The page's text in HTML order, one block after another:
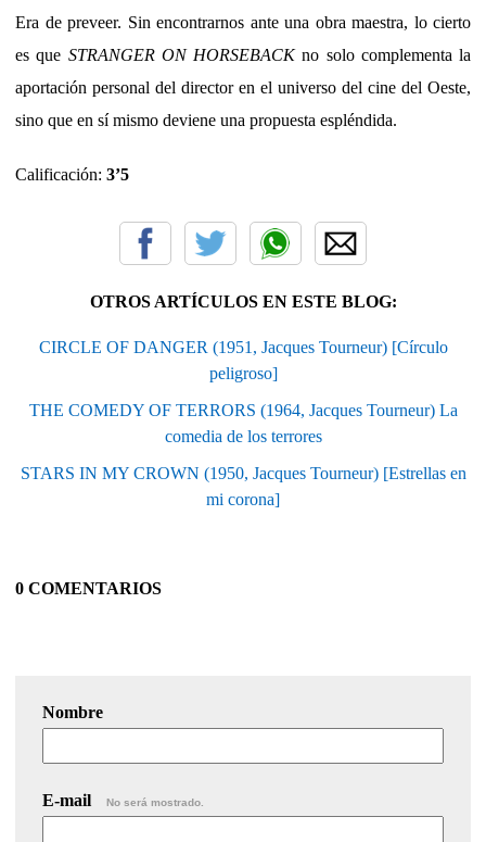
Era de preveer. Sin encontrarnos ante una obra maestra, lo cierto
es que STRANGER ON HORSEBACKno solo complementa la
aportación personal del director en el universo del cine del Oeste,
sino que en sí mismo deviene una propuesta espléndida.
Calificación: 3’5
OTROS ARTÍCULOS EN ESTE BLOG:
CIRCLE OF DANGER (1951, Jacques Tourneur) [Círculo
peligroso]
THE COMEDY OF TERRORS (1964, Jacques Tourneur) La
comedia de los terrores
STARS IN MY CROWN (1950, Jacques Tourneur) [Estrellas en
mi corona]
0 COMENTARIOS
Nombre
E-mail No será mostrado.